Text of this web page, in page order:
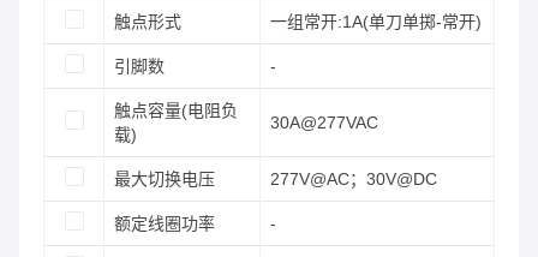
触点形式 一组常开:1A(单刀单掷-常开)
引脚数 -
触点容量(电阻负
载)
30A@277VAC
最大切换电压 277V@AC；30V@DC
额定线圈功率 -